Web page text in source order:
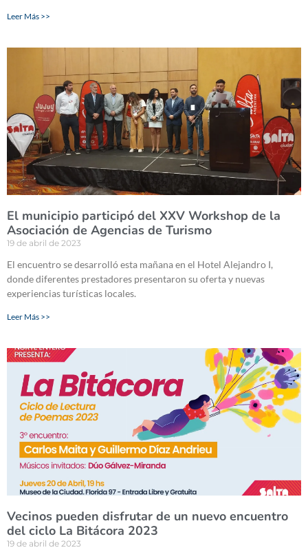
Leer Más >>
El municipio participó del XXV Workshop de la
Asociación de Agencias de Turismo
19 de abril de 2023
El encuentro se desarrolló esta mañana en el Hotel Alejandro I,
donde diferentes prestadores presentaron su oferta y nuevas
experiencias turísticas locales.
Leer Más >>
Vecinos pueden disfrutar de un nuevo encuentro
del ciclo La Bitácora 2023
19 de abril de 2023